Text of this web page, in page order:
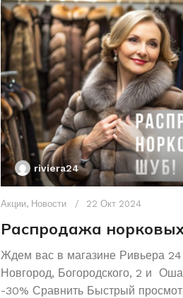
riviera24
Акции, Новости 22 Окт 2024
Распродажа
Ждем вас в магазине Ривьера
Новгород, Богородского, 2 и
-30% Сравнить Быстрый